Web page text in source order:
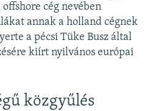
cég nevében
annak a holland cégnek
a pécsi Tüke Busz által
kiírt nyilvános európai
közgyűlés